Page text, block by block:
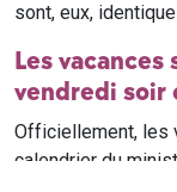
sont, eux,
Les
vendredi soir
Officiellement, les
calendrier du